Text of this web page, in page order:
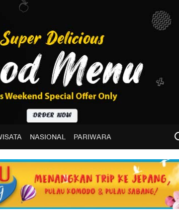
NASIONAL PARIWARA